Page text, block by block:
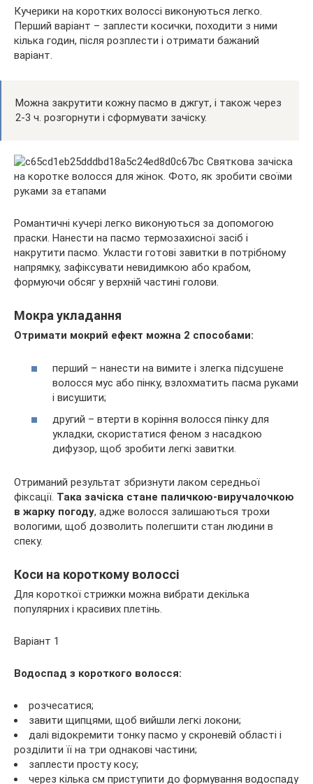
Кучерики на коротких волоссі виконуються легко.
Перший варіант – заплести косички, походити з ними
кілька годин, після розплести і отримати бажаний
варіант.
Можна закрутити кожну пасмо в джгут, і також через
2-3 ч. розгорнути і сформувати зачіску.
Романтичні кучері легко виконуються за допомогою
праски. Нанести на пасмо термозахисної засіб і
накрутити пасмо. Укласти готові завитки в потрібному
напрямку, зафіксувати невидимкою або крабом,
формуючи обсяг у верхній частині голови.
Мокра укладання
Отримати мокрий ефект можна 2 способами:
перший – нанести на вимите і злегка підсушене
волосся мус або пінку, взлохматить пасма руками
і висушити;
другий – втерти в коріння волосся пінку для
укладки, скористатися феном з насадкою
дифузор, щоб зробити легкі завитки.
Отриманий результат збризнути лаком середньої
фіксації. Така зачіска стане паличкою-виручалочкою
в жарку погоду, адже волосся залишаються трохи
вологими, щоб дозволить полегшити стан людини в
спеку.
Коси на короткому волоссі
Для короткої стрижки можна вибрати декілька
популярних і красивих плетінь.
Варіант 1
Водоспад з короткого волосся:
розчесатися;
завити щипцями, щоб вийшли легкі локони;
далі відокремити тонку пасмо у скроневій області і
розділити її на три однакові частини;
заплести просту косу;
через кілька см приступити до формування водоспаду